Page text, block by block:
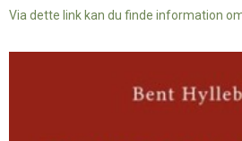
Via dette link kan du finde information